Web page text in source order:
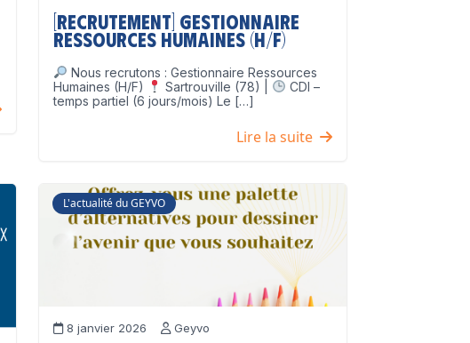
[Recrutement] Gestionnaire
Ressources Humaines (H/F)
Nous recrutons : Gestionnaire Ressources
Humaines (H/F)
Sartrouville (78) |
CDI –
temps partiel (6 jours/mois) Le […]
Lire la suite
L'actualité du GEYVO
8 janvier 2026 Geyvo